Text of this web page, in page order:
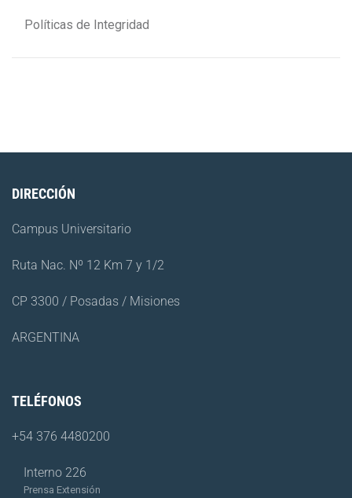
Políticas de Integridad
DIRECCIÓN
Campus Universitario
Ruta Nac. Nº 12 Km 7 y 1/2
CP 3300 / Posadas / Misiones
ARGENTINA
TELÉFONOS
+54 376 4480200
Interno 226
Prensa Extensión